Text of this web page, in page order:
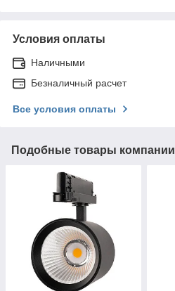
Условия оплаты
Наличными
Безналичный расчет
Все условия оплаты
Подобные товары компании